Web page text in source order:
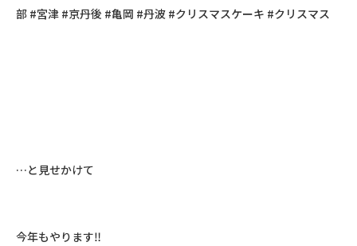
部 #宮津 #京丹後 #亀岡 #丹波 #クリスマスケーキ #クリスマス ㅤㅤㅤㅤㅤㅤㅤㅤㅤㅤㅤㅤㅤ
…と見せかけてㅤㅤㅤㅤㅤㅤㅤㅤㅤㅤㅤㅤㅤ
今年もやります‼︎